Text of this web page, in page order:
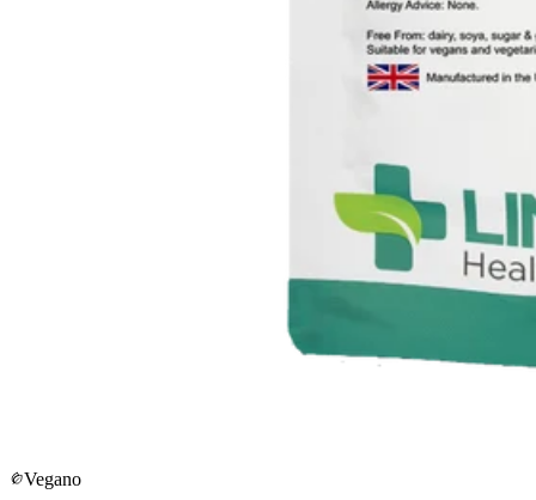
Vegano